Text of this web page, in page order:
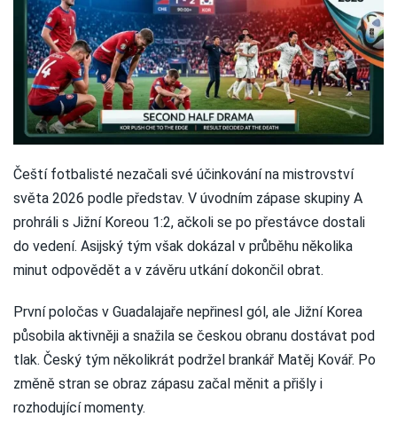
Čeští fotbalisté nezačali své účinkování na mistrovství
světa 2026 podle představ. V úvodním zápase skupiny A
prohráli s Jižní Koreou 1:2, ačkoli se po přestávce dostali
do vedení. Asijský tým však dokázal v průběhu několika
minut odpovědět a v závěru utkání dokončil obrat.
První poločas v Guadalajaře nepřinesl gól, ale Jižní Korea
působila aktivněji a snažila se českou obranu dostávat pod
tlak. Český tým několikrát podržel brankář Matěj Kovář. Po
změně stran se obraz zápasu začal měnit a přišly i
rozhodující momenty.